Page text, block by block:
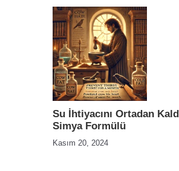
Su İhtiyacını Ortadan
Simya Formülü
Kasım 20, 2024